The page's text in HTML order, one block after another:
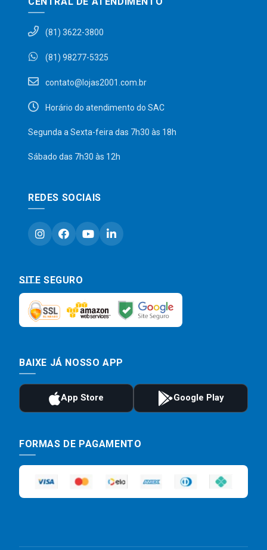
(81) 3622-3800
(81) 98277-5325
contato@lojas2001.com.br
Horário do atendimento do SAC
Segunda a Sexta-feira das 7h30 às 18h
Sábado das 7h30 às 12h
REDES SOCIAIS
SITE SEGURO
BAIXE JÁ NOSSO APP
FORMAS DE PAGAMENTO